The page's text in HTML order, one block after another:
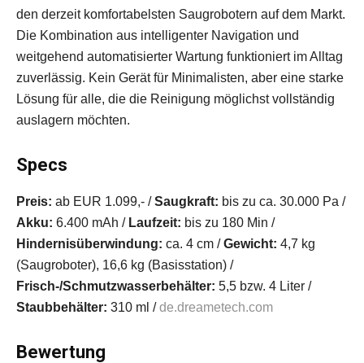
den derzeit komfortabelsten Saugrobotern auf dem Markt.
Die Kombination aus intelligenter Navigation und
weitgehend automatisierter Wartung funktioniert im Alltag
zuverlässig. Kein Gerät für Minimalisten, aber eine starke
Lösung für alle, die die Reinigung möglichst vollständig
auslagern möchten.
Specs
Preis: ab EUR 1.099,- /Saugkraft: bis zu ca. 30.000 Pa /
Akku: 6.400 mAh / Laufzeit: bis zu 180 Min /
Hindernisüberwindung: ca. 4 cm /Gewicht: 4,7 kg
(Saugroboter), 16,6 kg (Basisstation) /
Frisch-/Schmutzwasserbehälter: 5,5 bzw. 4 Liter /
Staubbehälter: 310 ml /de.dreametech.com
Bewertung